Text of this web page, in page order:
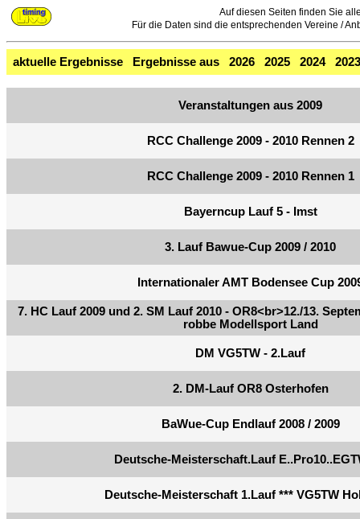
Auf diesen Seiten finden Sie
Für die Daten sind die entsprechenden Vereine /
aktuelle Ergebnisse Ergebnisse aus 2026 2025 2024 2023
Veranstaltungen aus 2009
RCC Challenge 2009 - 2010 Rennen 2
RCC Challenge 2009 - 2010 Rennen 1
Bayerncup Lauf 5 - Imst
3. Lauf Bawue-Cup 2009 / 2010
Internationaler AMT Bodensee Cup
7. HC Lauf 2009 und 2. SM Lauf 2010 - OR8<br>12./13.
robbe Modellsport Land
DM VG5TW - 2.Lauf
2. DM-Lauf OR8 Osterhofen
BaWue-Cup Endlauf 2008 / 2009
Deutsche-Meisterschaft.Lauf
Deutsche-Meisterschaft 1.Lauf *** VG5TW